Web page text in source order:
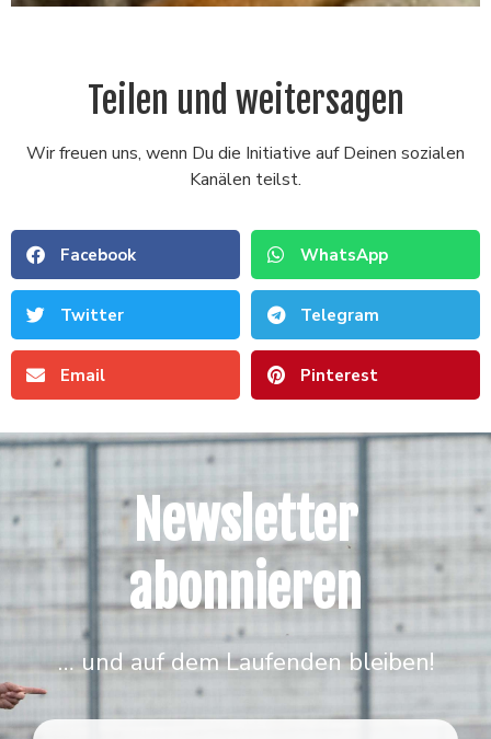
Teilen und weitersagen
Wir freuen uns, wenn Du die Initiative auf Deinen sozialen
Kanälen teilst.
Facebook WhatsApp
Twitter Telegram
Email Pinterest
Newsletter
abonnieren
… und auf dem Laufenden bleiben!